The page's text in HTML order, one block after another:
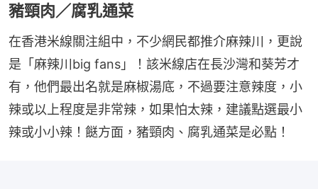
豬頸肉／腐乳通菜
在香港米線關注組中，不少網民都推介麻辣川，更說
是「麻辣川big fans」！該米線店在長沙灣和葵芳才
有，他們最出名就是麻椒湯底，不過要注意辣度，小
辣或以上程度是非常辣，如果怕太辣，建議點選最小
辣或小小辣！餸方面，豬頸肉、腐乳通菜是必點！